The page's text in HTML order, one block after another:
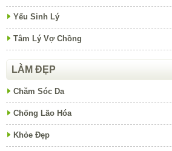
Yếu Sinh Lý
Tâm Lý Vợ Chồng
LÀM ĐẸP
Chăm Sóc Da
Chống Lão Hóa
Khỏe Đẹp